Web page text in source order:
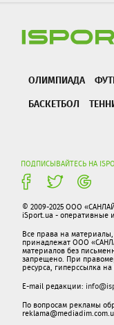
ОЛИМПИАДА
БАСКЕТБОЛ
ПОДПИСЫВАЙТЕСЬ НА
© 2009-2025 ООО
iSport.ua - оперативные
Все права на
принадлежат ООО
материалов без
запрещено. При
ресурса, гиперссылка
E-mail редакции:
По вопросам рекламы